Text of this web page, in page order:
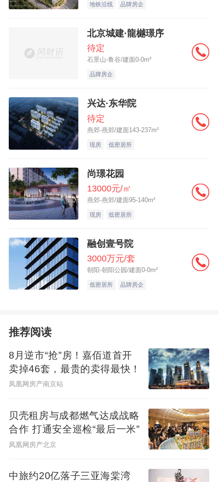
地铁沿线 品牌房企
北京城建·龍樾璟序
待定
石景山-鲁谷/建面0-0m²
品牌房企
兴达·东华院
待定
燕郊-燕郊/建面143-237m²
现房 低密居所
尚璟花园
13000元/㎡
燕郊-燕郊/建面95-140m²
现房 低密居所
融创壹号院
3000万元/套
朝阳-朝阳公园/建面0-0m²
低密居所 品牌房企
推荐阅读
8月逆市“抢”房！嘉佰道首开
卖掉46套，最贵的卖得最快！
凤凰网房产南京站
贝壳租房与成都燃气达成战略
合作 打通安全巡检“最后一米”
凤凰网房产北京
中旅约20亿落子三亚海棠湾